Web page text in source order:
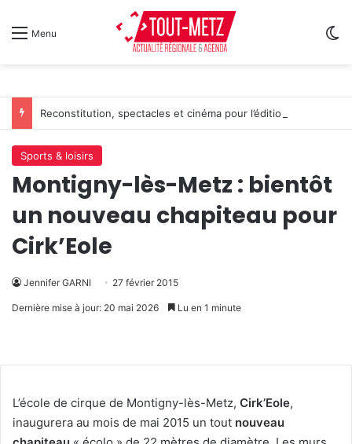
Menu
Sports & loisirs
Montigny-lès-Metz : bientôt
un nouveau chapiteau pour
Cirk’Eole
Jennifer GARNI 27 février 2015
Dernière mise à jour: 20 mai 2026 Lu en 1 minute
L’école de cirque de Montigny-lès-Metz, Cirk’Eole,
inaugurera au mois de mai 2015 un tout nouveau